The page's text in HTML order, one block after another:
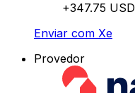
+347.75 USD
Enviar com Xe
Provedor